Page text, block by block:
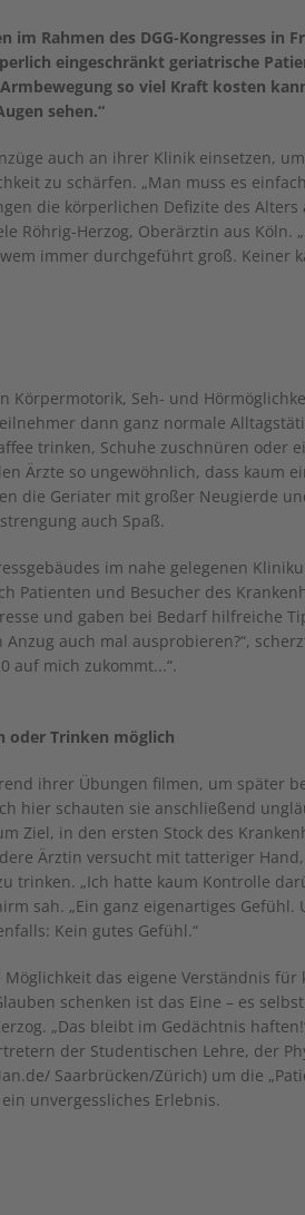
im Rahmen des DGG-Kongresses in
eingeschränkt geriatrische
so viel Kraft kosten
sehen.“
auch an ihrer Klinik einsetzen,
zu schärfen. „Man muss es
die körperlichen Defizite des Alters
Röhrig-Herzog, Oberärztin aus Köln.
immer durchgeführt groß. Keiner
Körpermotorik, Seh- und
dann ganz normale
trinken, Schuhe zuschnüren oder
Ärzte so ungewöhnlich, dass kaum
die Geriater mit großer Neugierde
auch Spaß.
im nahe gelegenen
Patienten und Besucher des
und gaben bei Bedarf hilfreiche
auch mal ausprobieren?“,
auf mich zukommt...“.
oder Trinken möglich
ihrer Übungen filmen, um später
hier schauten sie anschließend
Ziel, in den ersten Stock des
Ärztin versucht mit tatteriger
trinken. „Ich hatte kaum Kontrolle
sah. „Ein ganz eigenartiges
Kein gutes Gefühl.“
das eigene Verständnis
schenken ist das Eine – es
„Das bleibt im Gedächtnis
der Studentischen Lehre, der
Saarbrücken/Zürich) um die
unvergessliches Erlebnis.